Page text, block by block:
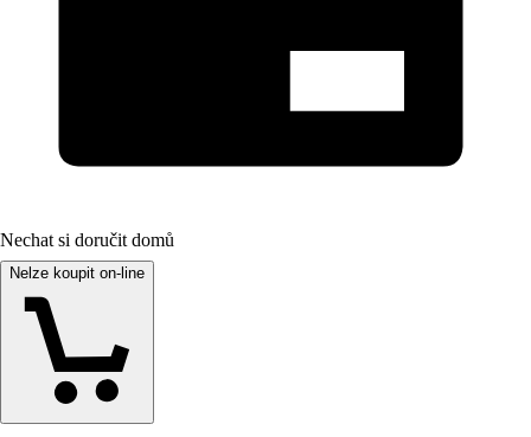
Nechat si doručit domů
Nelze koupit on-line